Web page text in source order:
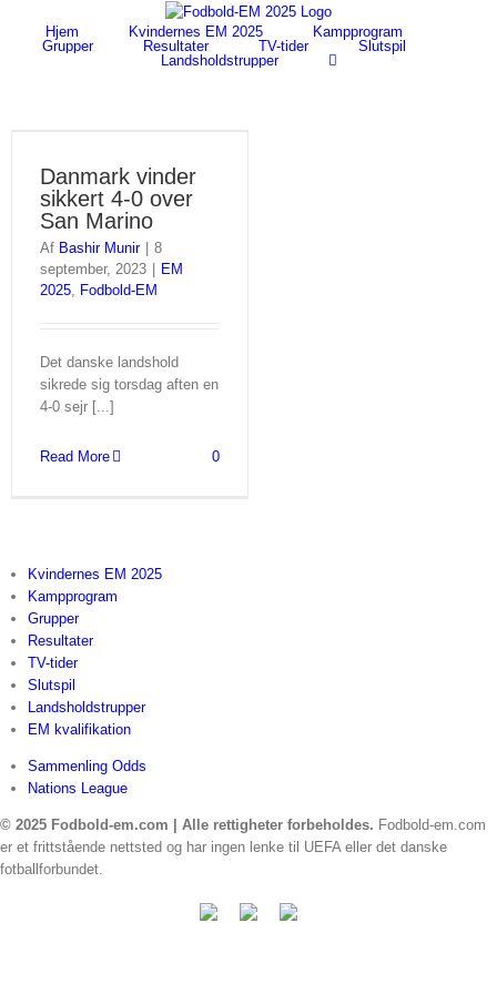
content
Hjem Kvindernes EM 2025
Kampprogram
Grupper
Resultater TV-tider
Slutspil
Landsholdstrupper
Danmark vinder
sikkert 4-0 over
San Marino
Af Bashir Munir
8
september, 2023
EM
2025, Fodbold-EM
Det danske landshold
sikrede sig torsdag aften en
4-0 sejr [...]
Read More 0
Kvindernes EM 2025
Kampprogram
Grupper
Resultater
TV-tider
Slutspil
Landsholdstrupper
EM kvalifikation
Sammenling Odds
Nations League
© 2025 Fodbold-em.com | Alle rettigheter forbeholdes. Fodbold-em.com
er et frittstående nettsted og har ingen lenke til UEFA eller det danske
fotballforbundet.